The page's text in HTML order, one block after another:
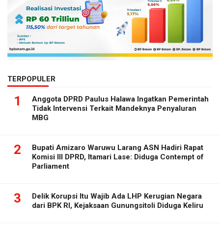
TERPOPULER
1
Anggota DPRD Paulus Halawa Ingatkan Pemerintah
Tidak Intervensi Terkait Mandeknya Penyaluran
MBG
2
Bupati Amizaro Waruwu Larang ASN Hadiri Rapat
Komisi III DPRD, Itamari Lase: Diduga Contempt of
Parliament
3
Delik Korupsi Itu Wajib Ada LHP Kerugian Negara
dari BPK RI, Kejaksaan Gunungsitoli Diduga Keliru